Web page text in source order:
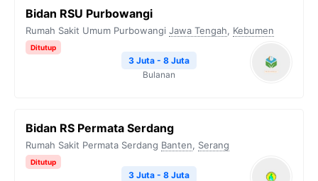
Bidan RSU Purbowangi
Rumah Sakit Umum Purbowangi Jawa Tengah, Kebumen
Ditutup
3 Juta - 8 Juta
Bulanan
Bidan RS Permata Serdang
Rumah Sakit Permata Serdang Banten, Serang
Ditutup
3 Juta - 8 Juta